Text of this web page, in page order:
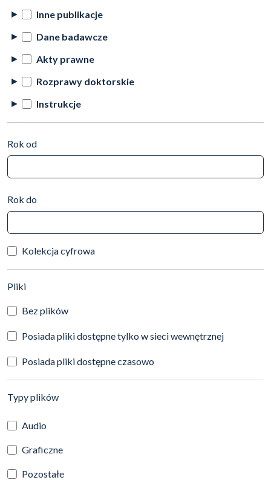
Inne publikacje
Dane badawcze
Akty prawne
Rozprawy doktorskie
Instrukcje
Rok od
Rok do
Kolekcja cyfrowa
Pliki(automatyczne przeładowanie treści)
Bez plików
Posiada pliki dostępne tylko w sieci wewnętrznej
Posiada pliki dostępne czasowo
Typy plików(automatyczne przeładowanie treści)
Audio
Graficzne
Pozostałe